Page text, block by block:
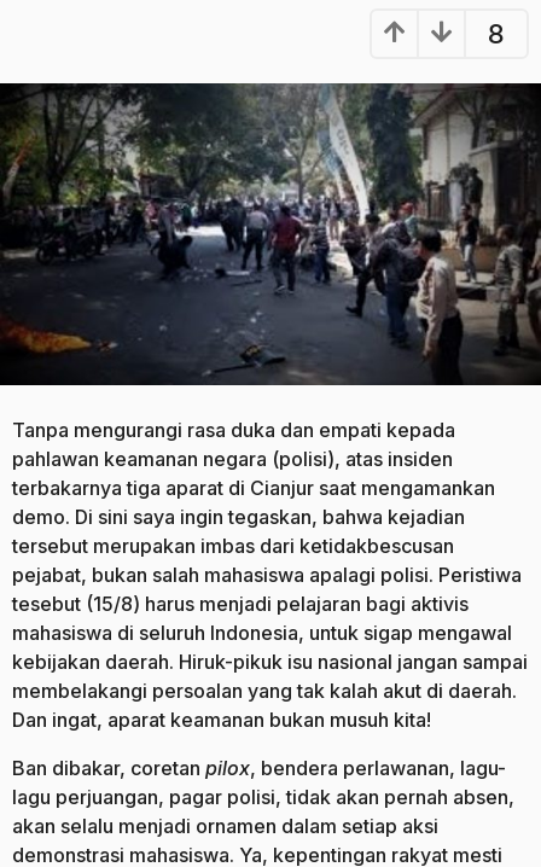
n
o
8
Tanpa mengurangi rasa duka dan empati kepada
pahlawan keamanan negara (polisi), atas insiden
terbakarnya tiga aparat di Cianjur saat mengamankan
demo. Di sini saya ingin tegaskan, bahwa kejadian
tersebut merupakan imbas dari ketidakbescusan
pejabat, bukan salah mahasiswa apalagi polisi. Peristiwa
tesebut (15/8) harus menjadi pelajaran bagi aktivis
mahasiswa di seluruh Indonesia, untuk sigap mengawal
kebijakan daerah. Hiruk-pikuk isu nasional jangan sampai
membelakangi persoalan yang tak kalah akut di daerah.
Dan ingat, aparat keamanan bukan musuh kita!
Ban dibakar, coretan pilox, bendera perlawanan, lagu-
lagu perjuangan, pagar polisi, tidak akan pernah absen,
akan selalu menjadi ornamen dalam setiap aksi
demonstrasi mahasiswa. Ya, kepentingan rakyat mesti